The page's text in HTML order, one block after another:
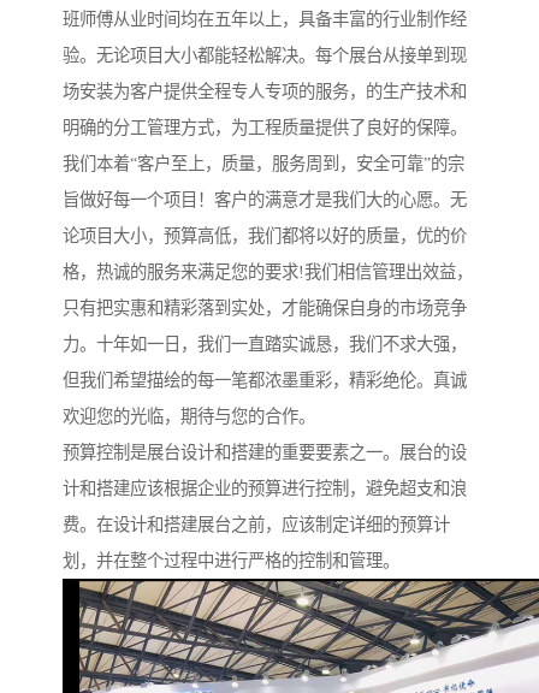
班师傅从业时间均在五年以上，具备丰富的行业制作经
验。无论项目大小都能轻松解决。每个展台从接单到现
场安装为客户提供全程专人专项的服务，的生产技术和
明确的分工管理方式，为工程质量提供了良好的保障。
我们本着“客户至上，质量，服务周到，安全可靠”的宗
旨做好每一个项目！客户的满意才是我们大的心愿。无
论项目大小，预算高低，我们都将以好的质量，优的价
格，热诚的服务来满足您的要求!我们相信管理出效益，
只有把实惠和精彩落到实处，才能确保自身的市场竞争
力。十年如一日，我们一直踏实诚恳，我们不求大强，
但我们希望描绘的每一笔都浓墨重彩，精彩绝伦。真诚
欢迎您的光临，期待与您的合作。
预算控制是展台设计和搭建的重要要素之一。展台的设
计和搭建应该根据企业的预算进行控制，避免超支和浪
费。在设计和搭建展台之前，应该制定详细的预算计
划，并在整个过程中进行严格的控制和管理。